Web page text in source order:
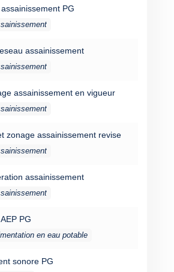
PG
assainissement
assainissement en vigueur
zonage assainissement revise
assainissement
PG
en eau potable
sonore PG